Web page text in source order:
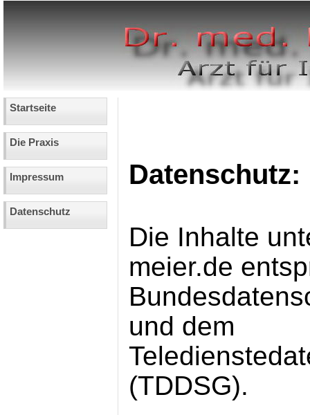
Startseite
Die Praxis
Impressum
Datenschutz
Datenschutz:
Die Inhalte
meier.de
und dem
(TDDSG).